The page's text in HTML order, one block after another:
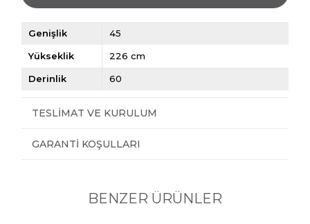
Genişlik 45
Yükseklik 226 cm
Derinlik 60
TESLIMAT VE KURULUM
GARANTI KOŞULLARI
BENZER ÜRÜNLER